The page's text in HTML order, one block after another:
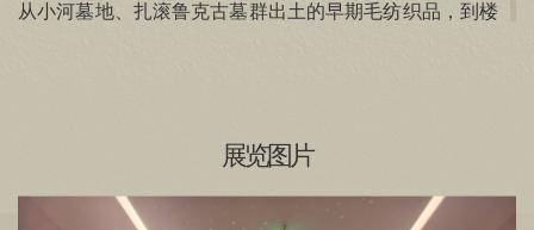
从小河墓地、扎滚鲁克古墓群出土的早期毛纺织品，到楼
协作的重要成果。早年两地便在金属文物修复领域开展合
作，积淀了扎实的合作基础与深厚的文博情谊。依托央地
共建平台优势，陕历博持续发挥引领辐射作用，助力西北
展览图片